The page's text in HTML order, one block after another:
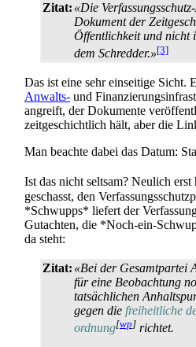
Zitat: «Die
Dokument der
Öffentlichkeit und nicht
dem Schredder.»[3]
Das ist eine sehr einseitige Sicht.
Anwalts- und
angreift, der Dokumente
zeit­geschichtlich hält, aber die
Man beachte dabei das Datum:
Ist das nicht seltsam? Neulich erst
geschasst, den
*Schwupps* liefert der
Gutachten, die *Noch-ein-
da steht:
Zitat: «Bei der Gesamtpartei
für eine Beobachtung
tatsächlichen
gegen die freiheitliche
ordnung[wp] richtet.